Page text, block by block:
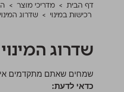
דף הבית > מדריכי מוצר >
רכישות במינוי > שדרוג המינוי
שדרוג המינוי
שמחים שאתם מתקדמים
כדאי לדעת: